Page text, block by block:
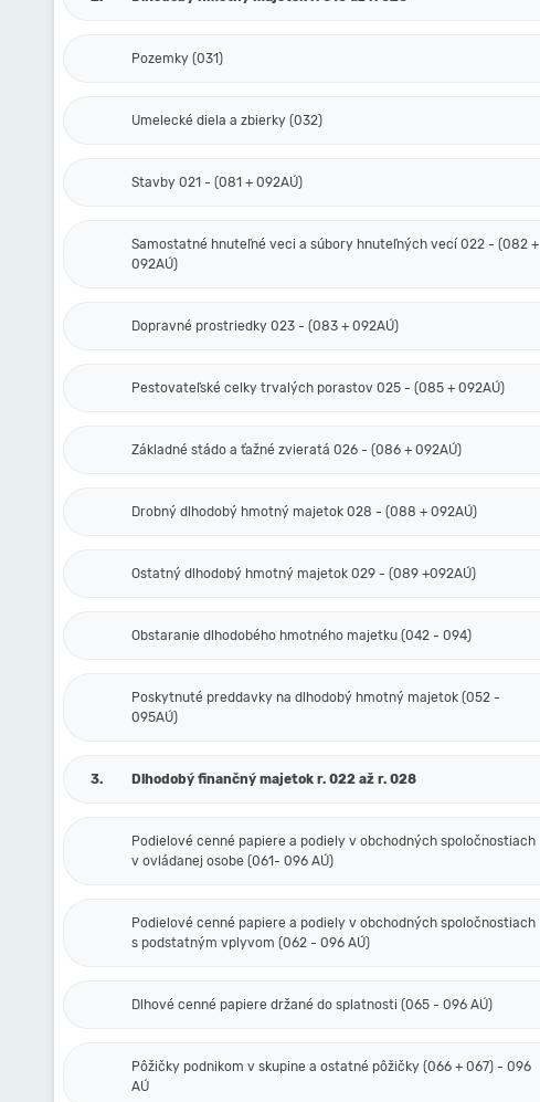
Pozemky (031)
Umelecké diela a zbierky (032)
Stavby 021 - (081 + 092AÚ)
Samostatné hnuteľné veci a súbory hnuteľných vecí 022 - (082 +
092AÚ)
Dopravné prostriedky 023 - (083 + 092AÚ)
Pestovateľské celky trvalých porastov 025 - (085 + 092AÚ)
Základné stádo a ťažné zvieratá 026 - (086 + 092AÚ)
Drobný dlhodobý hmotný majetok 028 - (088 + 092AÚ)
Ostatný dlhodobý hmotný majetok 029 - (089 +092AÚ)
Obstaranie dlhodobého hmotného majetku (042 - 094)
Poskytnuté preddavky na dlhodobý hmotný majetok (052 -
095AÚ)
3. Dlhodobý finančný majetok r. 022 až r. 028
Podielové cenné papiere a podiely v obchodných spoločnostiach
v ovládanej osobe (061- 096 AÚ)
Podielové cenné papiere a podiely v obchodných spoločnostiach
s podstatným vplyvom (062 - 096 AÚ)
Dlhové cenné papiere držané do splatnosti (065 - 096 AÚ)
Pôžičky podnikom v skupine a ostatné pôžičky (066 + 067) - 096
AÚ